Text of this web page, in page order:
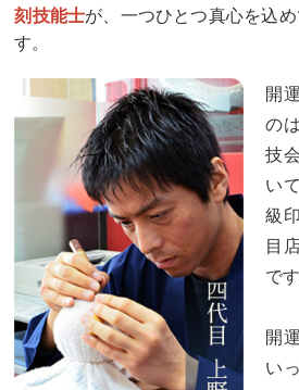
刻技能士が、一つひとつ真心を込
す。
開
の
技
い
級
目
です
開
い